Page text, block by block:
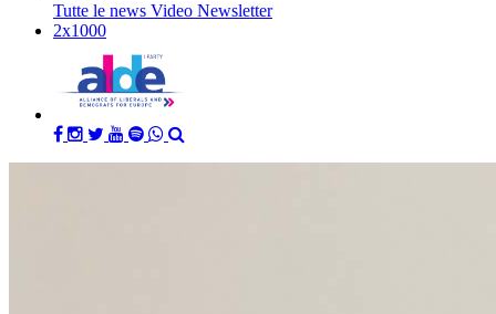
Tutte le news Video Newsletter
2x1000